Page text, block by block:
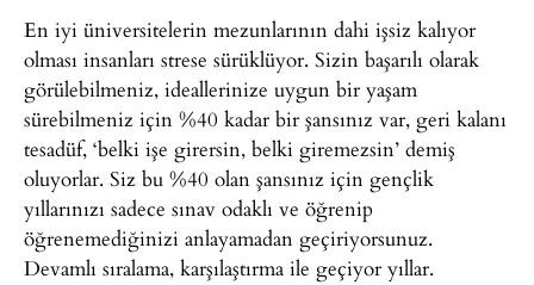
En iyi üniversitelerin mezunlarının dahi işsiz kalıyor
olması insanları strese sürüklüyor. Sizin başarılı olarak
görülebilmeniz, ideallerinize uygun bir yaşam
sürebilmeniz için %40 kadar bir şansınız var, geri kalanı
tesadüf, ‘belki işe girersin, belki giremezsin’ demiş
oluyorlar. Siz bu %40 olan şansınız için gençlik
yıllarınızı sadece sınav odaklı ve öğrenip
öğrenemediğinizi anlayamadan geçiriyorsunuz.
Devamlı sıralama, karşılaştırma ile geçiyor yıllar.